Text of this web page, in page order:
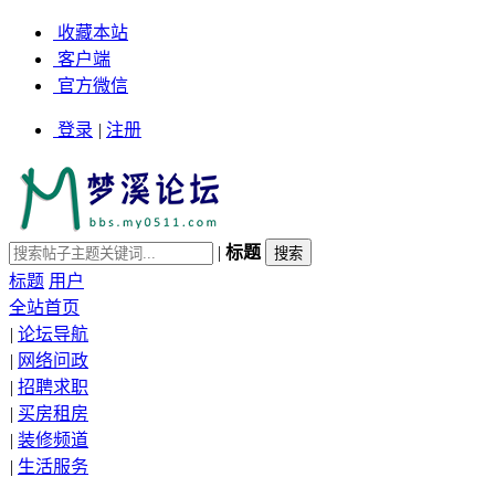
收藏本站
客户端
官方微信
登录 | 注册
| 标题
标题 用户
全站首页
| 论坛导航
| 网络问政
| 招聘求职
| 买房租房
| 装修频道
| 生活服务